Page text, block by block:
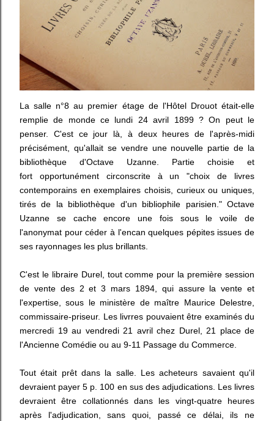
La salle n°8 au premier étage de l'Hôtel Drouot était-elle
remplie de monde ce lundi 24 avril 1899 ? On peut le
penser. C'est ce jour là, à deux heures de l'après-midi
précisément, qu'allait se vendre une nouvelle partie de la
bibliothèque d'Octave Uzanne. Partie choisie et
fort opportunément circonscrite à un "choix de livres
contemporains en exemplaires choisis, curieux ou uniques,
tirés de la bibliothèque d'un bibliophile parisien." Octave
Uzanne se cache encore une fois sous le voile de
l'anonymat pour céder à l'encan quelques pépites issues de
ses rayonnages les plus brillants.
C'est le libraire Durel, tout comme pour la première session
de vente des 2 et 3 mars 1894, qui assure la vente et
l'expertise, sous le ministère de maître Maurice Delestre,
commissaire-priseur. Les livrres pouvaient être examinés du
mercredi 19 au vendredi 21 avril chez Durel, 21 place de
l'Ancienne Comédie ou au 9-11 Passage du Commerce.
Tout était prêt dans la salle. Les acheteurs savaient qu'il
devraient payer 5 p. 100 en sus des adjudications. Les livres
devraient être collationnés dans les vingt-quatre heures
après l'adjudication, sans quoi, passé ce délai, ils ne